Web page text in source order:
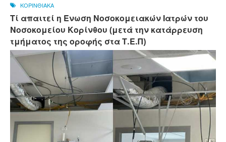
ΚΟΡΙΝΘΙΑΚΑ
Τί απαιτεί η Ένωση Νοσοκομειακών Ιατρών του
Νοσοκομείου Κορίνθου (μετά την κατάρρευση
τμήματος της οροφής στα Τ.Ε.Π)